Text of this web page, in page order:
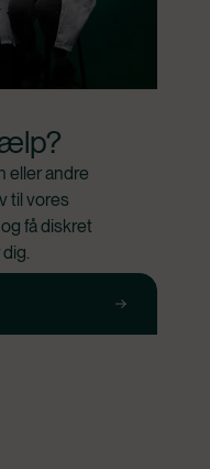
eller andre
til vores
få diskret